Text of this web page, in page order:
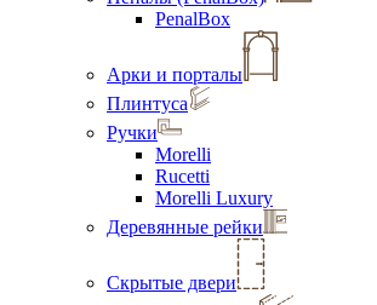
PenalBox
Арки и порталы
Плинтуса
Ручки
Morelli
Rucetti
Morelli Luxury
Деревянные рейки
Скрытые двери